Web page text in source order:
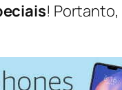
!